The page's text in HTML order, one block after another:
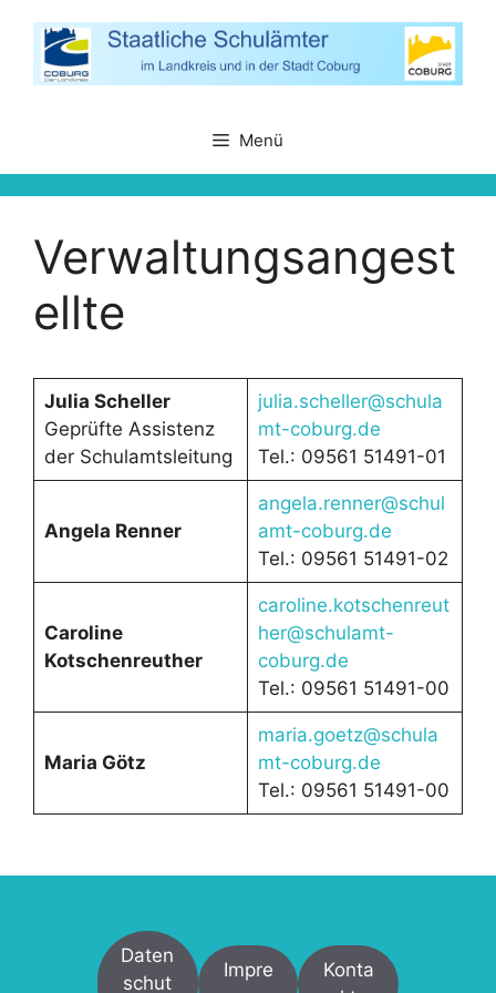
Inhalt
springen
Menü
Verwaltungsangest
ellte
Julia Scheller
Geprüfte Assistenz
der Schulamtsleitung
julia.scheller@schula
mt-coburg.de
Tel.: 09561 51491-01
Angela Renner
angela.renner@schul
amt-coburg.de
Tel.: 09561 51491-02
Caroline
Kotschenreuther
caroline.kotschenreut
her@schulamt-
coburg.de
Tel.: 09561 51491-00
Maria Götz
maria.goetz@schula
mt-coburg.de
Tel.: 09561 51491-00
Daten
schut
Impre
Konta